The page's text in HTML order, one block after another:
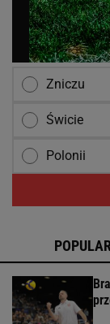
Zniczu
Świcie
Polonii